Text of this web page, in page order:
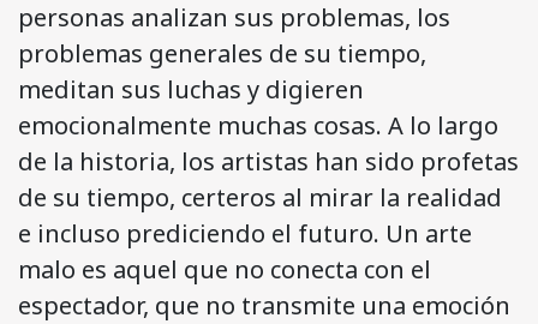
personas analizan sus problemas, los
problemas generales de su tiempo,
meditan sus luchas y digieren
emocionalmente muchas cosas. A lo largo
de la historia, los artistas han sido profetas
de su tiempo, certeros al mirar la realidad
e incluso prediciendo el futuro. Un arte
malo es aquel que no conecta con el
espectador, que no transmite una emoción